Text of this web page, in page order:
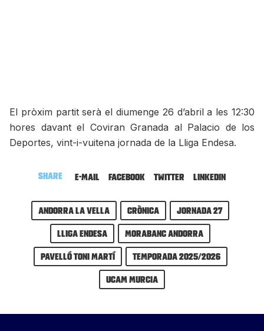
El pròxim partit serà el diumenge 26 d’abril a les 12:30
hores davant el Coviran Granada al Palacio de los
Deportes, vint-i-vuitena jornada de la Lliga Endesa.
Share E-mail Facebook Twitter LinkedIn
Andorra la Vella Crònica
Jornada 27
Lliga Endesa
MoraBanc Andorra
Pavelló Toni Martí
Temporada 2025/2026
UCAM Murcia